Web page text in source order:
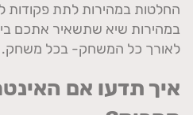
החלטות במהירות לתת פקודות
במהירות שיא שתשאיר אתכם
לאורך כל המשחק- בכל משחק.
איך תדעו אם